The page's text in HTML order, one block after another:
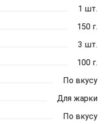
1 шт.
150 г.
3 шт.
100 г.
По вкусу
Для жарки
По вкусу